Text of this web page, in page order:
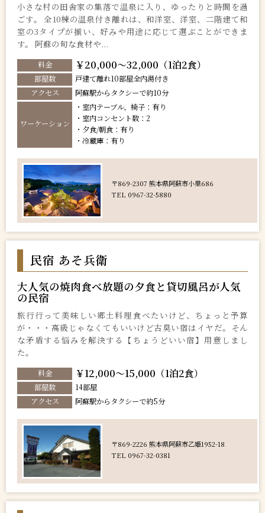
小さな村の田舎家の集落で温泉に入り、ゆったりと時間を過
ごす。 全10棟の温泉付き離れは、和洋室、洋室、二階建て和
室の3タイプが揃い、好みや用途に応じて選ぶことができま
す。 阿蘇の旬な食材や...
料金 ￥20,000～32,000（1泊2食）
部屋数
戸建て離れ10部屋全内湯付き
アクセス
阿蘇駅からタクシーで約10分
ワーケーション
・室内テーブル、椅子：有り
・室内コンセント数：2
・夕食/朝食：有り
・冷蔵庫：有り
〒869-2307 熊本県阿蘇市小里686
TEL 0967-32-5880
民宿 あそ兵衛
大人気の焼肉食べ放題の夕食と貸切風呂が人気
の民宿
旅行行って美味しい郷土料理食べたいけど、ちょっと予算
が・・・高級じゃなくてもいいけど古臭い宿はイヤだ。そん
な矛盾する悩みを解決する【ちょうどいい宿】用意しまし
た。
料金 ￥12,000～15,000（1泊2食）
部屋数
14部屋
アクセス
阿蘇駅からタクシーで約5分
〒869-2226 熊本県阿蘇市乙姫1952-18
TEL 0967-32-0381